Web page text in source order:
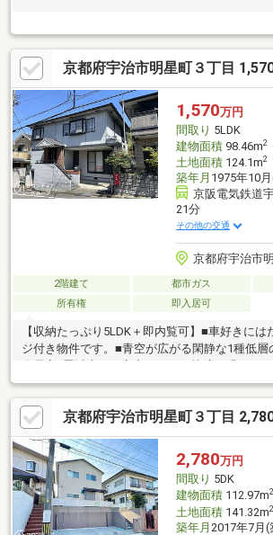
京都府宇治市明星町３丁目
1,570万円
間取り 5LDK
建物面積98.46m2
土地面積124.1m2
築年月 1975年10
京阪電気鉄道
21分
その他の交通
京都府宇治市
2階建て 都市ガス
所有権
即入居可
【収納たっぷり5LDK＋即内覧可】■車好きには
ジ付き物件です。■青空が広がる閑静な1種低層
京都府宇治市明星町３丁目
2,780万円
間取り 5DK
建物面積112.97m2
土地面積141.32m2
築年月 2017年7月